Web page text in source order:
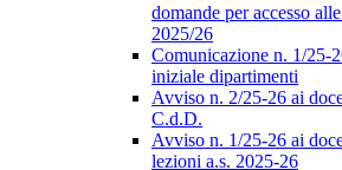
domande per accesso
2025/26
Comunicazione n. 1/25-
iniziale dipartimenti
Avviso n. 2/25-26 ai
C.d.D.
Avviso n. 1/25-26 ai
lezioni a.s. 2025-26